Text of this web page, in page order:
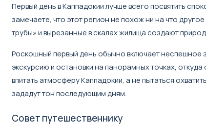
Первый день в Каппадокии лучше всего посвятить
замечаете, что этот регион не похож ни на что
трубы» и вырезанные в скалах жилища создают
Роскошный первый день обычно включает
экскурсию и остановки на панорамных точках,
впитать атмосферу Каппадокии, а не пытаться
зададут тон последующим дням.
Совет путешественнику